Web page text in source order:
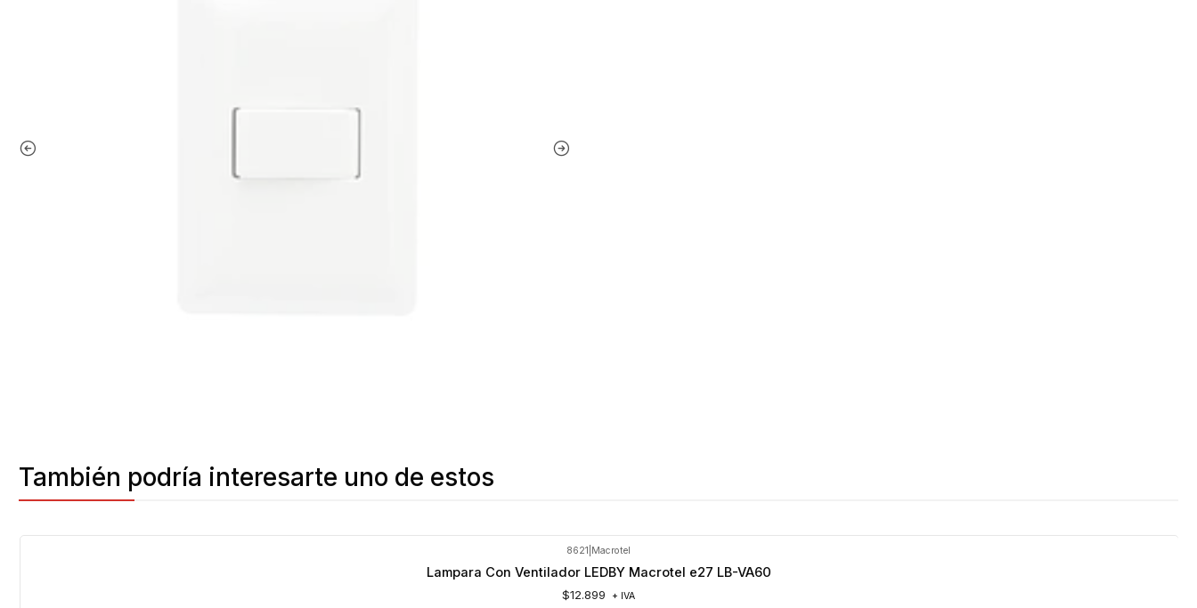
También podría interesarte uno de estos
8621 Macrotel
Lampara Con Ventilador LEDBY Macrotel e27 LB-VA60
$12.899 + IVA